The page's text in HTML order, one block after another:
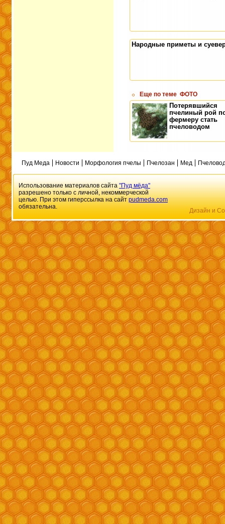
Народные приметы и
Еще по теме ФОТО
Потерявшийся
пчелиный рой
фермеру стать
пчеловодом
Пуд Меда Новости Морфология пчелы Пчелозан Мед
Использование материалов сайта"Пуд мёда"
разрешено только с личной, некоммерческой
целью. При этом гиперссылка на сайтpudmeda.com
обязательна.
Дизайн и